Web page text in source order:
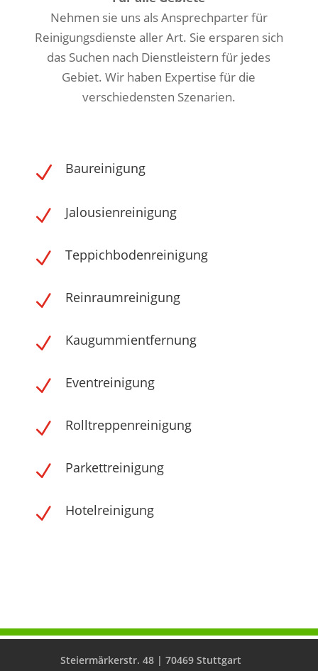
Nehmen sie uns als Ansprechparter für
Reinigungsdienste aller Art. Sie ersparen sich
das Suchen nach Dienstleistern für jedes
Gebiet. Wir haben Expertise für die
verschiedensten Szenarien.
N Baureinigung
N Jalousienreinigung
N Teppichbodenreinigung
N Reinraumreinigung
N Kaugummientfernung
N Eventreinigung
N Rolltreppenreinigung
N Parkettreinigung
N Hotelreinigung
Steiermärkerstr. 48 | 70469 Stuttgart